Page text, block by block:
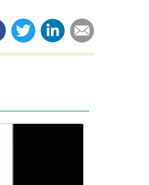
Medios de comunicación
Enlaces